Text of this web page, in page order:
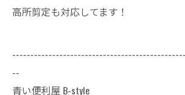
高所剪定も対応してます！
--
青い便利屋 B-style